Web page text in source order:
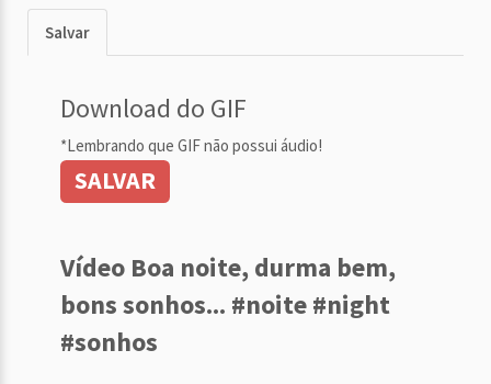
Salvar
Download do GIF
*Lembrando que GIF não possui áudio!
SALVAR
Vídeo Boa noite, durma bem,
bons sonhos... #noite #night
#sonhos